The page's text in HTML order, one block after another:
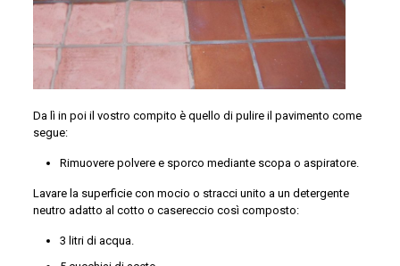
Da lì in poi il vostro compito è quello di pulire il pavimento come
segue:
Rimuovere polvere e sporco mediante scopa o aspiratore.
Lavare la superficie con mocio o stracci unito a un detergente
neutro adatto al cotto o casereccio così composto:
3 litri di acqua.